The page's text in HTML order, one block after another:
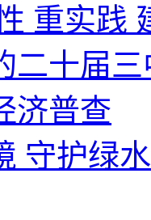
重实践
二十届
济普查
守护绿